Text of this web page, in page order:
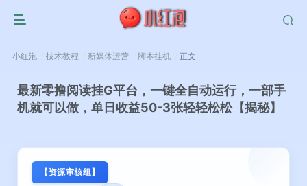
小红泡 技术教程 新媒体运营 脚本挂机 正文
最新零撸阅读挂G平台，一键全自动运行，一部手
机就可以做，单日收益50-3张轻轻松松【揭秘】
【资源审核组】